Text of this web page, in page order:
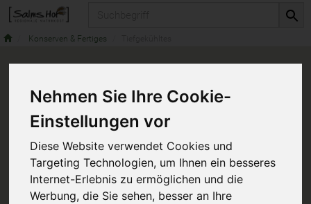
Nehmen Sie Ihre Cookie-
Einstellungen vor
Diese Website verwendet Cookies und
Targeting Technologien, um Ihnen ein besseres
Internet-Erlebnis zu ermöglichen und die
Werbung, die Sie sehen, besser an Ihre
Konserven & Fertiges